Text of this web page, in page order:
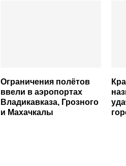
Ограничения полётов
ввели в аэропортах
Владикавказа, Грозного
и Махачкалы